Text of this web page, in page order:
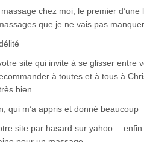
chez moi, le premier
que je ne vais pas
site qui invite à se glisser entre
à toutes et à tous à
bien.
qui m’a appris et donné beaucoup
site par hasard sur yahoo…